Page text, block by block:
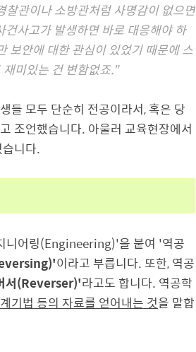
관이나 소방관처럼 사명감이 없으면
사고가 발생하면 바로 대응해야 하
보안에 대한 관심이 있었기 때문에 스
미있는 건 변함없죠."
들 모두 단순히 전공이라서, 혹은 당
조언했습니다. 아울러 교육현장에서
니다.
니어링(Engineering)'을 붙여 '역공
이라고 부릅니다. 또한, 역공
서(Reverser)'라고도 합니다. 역공학
기법 등의 자료를 얻어내는 것을 말합